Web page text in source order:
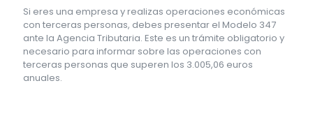
Si eres una empresa y realizas operaciones económicas
con terceras personas, debes presentar el Modelo 347
ante la Agencia Tributaria. Este es un trámite obligatorio y
necesario para informar sobre las operaciones con
terceras personas que superen los 3.005,06 euros
anuales.